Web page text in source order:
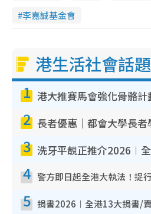
李嘉誠基金會
港生活社會話題
1
2
3
4
5